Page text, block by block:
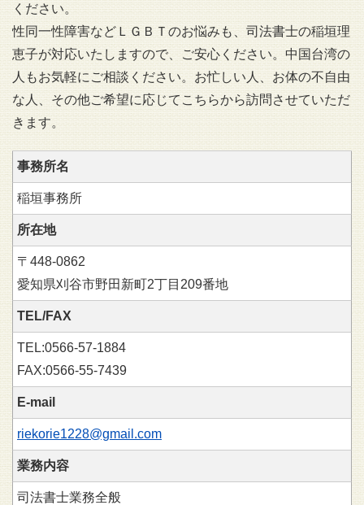
ください。
性同一性障害などＬＧＢＴのお悩みも、司法書士の稲垣理
恵子が対応いたしますので、ご安心ください。中国台湾の
人もお気軽にご相談ください。お忙しい人、お体の不自由
な人、その他ご希望に応じてこちらから訪問させていただ
きます。
事務所名
稲垣事務所
所在地
〒448-0862
愛知県刈谷市野田新町2丁目209番地
TEL/FAX
TEL:0566-57-1884
FAX:0566-55-7439
E-mail
riekorie1228@gmail.com
業務内容
司法書士業務全般